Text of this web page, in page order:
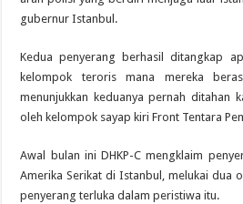
gubernur Istanbul.
Kedua penyerang berhasil ditangkap
kelompok teroris mana mereka
menunjukkan keduanya pernah ditahan
oleh kelompok sayap kiri Front Tentara
Awal bulan ini DHKP-C mengklaim
Amerika Serikat di Istanbul, melukai dua
penyerang terluka dalam peristiwa itu.